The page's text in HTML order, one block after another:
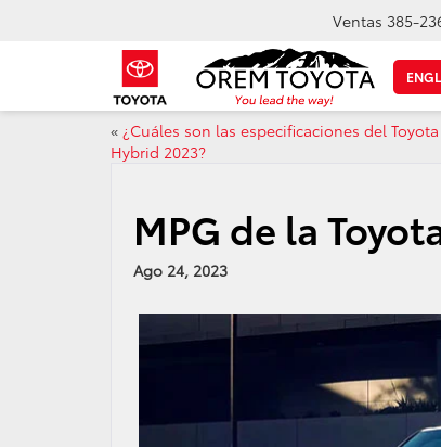
Ventas 385-
« ¿Cuáles son las especificaciones del Toyota
Hybrid 2023?
MPG de la
Ago 24, 2023